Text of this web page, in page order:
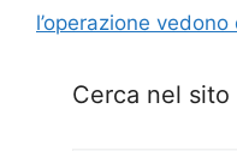
l’operazione
Cerca nel sito